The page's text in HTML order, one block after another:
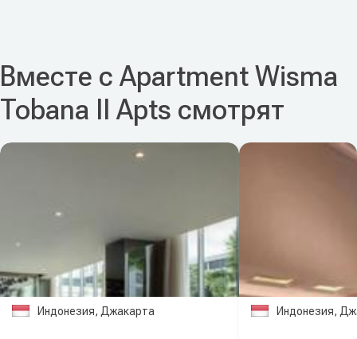
Вместе с Apartment Wisma
Tobana II Apts смотрят
Индонезия, Джакарта Индонезия,